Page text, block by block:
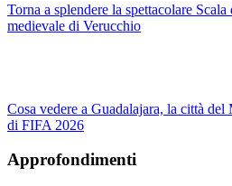
Torna a splendere la spettacolare
medievale di Verucchio
Cosa vedere a Guadalajara, la città del
di FIFA 2026
Approfondimenti